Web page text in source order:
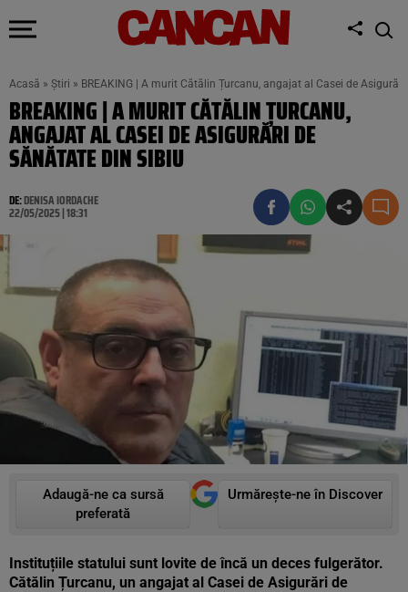
Acasă » Știri » BREAKING | A murit Cătălin Țurcanu, angajat al Casei de
BREAKING | A MURIT CĂTĂLIN ȚURCANU,
ANGAJAT AL CASEI DE ASIGURĂRI DE
SĂNĂTATE DIN SIBIU
DE:DENISA IORDACHE
22/05/2025 | 18:31
Adaugă-ne ca sursă
preferată
Urmărește-ne în Discover
Instituțiile statului sunt lovite de încă un deces fulgerător.
Cătălin Țurcanu, un angajat al Casei de Asigurări de